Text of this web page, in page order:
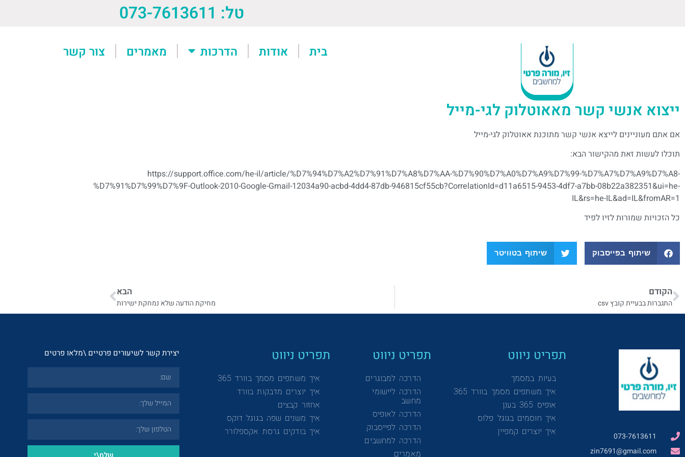
טל: 073-7613611
בית אודות הדרכות מאמרים צור קשר
ייצוא אנשי קשר מאאוטלוק לגי-מייל
אם אתם מעוניינים לייצא אנשי קשר מתוכנת אאוטלוק לגי-מייל
תוכלו לעשות זאת מהקישור הבא:
https://support.office.com/he-il/article/%D7%94%D7%A2%D7%91%D7%A8%D7%AA-%D7%90%D7%A0%D7%A9%D7%99-%D7%A7%D7%A9%D7%A8-
%D7%91%D7%99%D7%9F-Outlook-2010-Google-Gmail-12034a90-acbd-4dd4-87db-946815cf55cb?CorrelationId=d11a6515-9453-4df7-a7bb-08b22a382351&ui=he-
IL&rs=he-IL&ad=IL&fromAR=1
כל הזכויות שמורות לזיו לפיד
שיתוף בפייסבוק שיתוף בטוויטר
הקודם
התגברות בבעיית קובץ csv
הבא
מחיקת הודעה שלא נמחקת ישירות
073-7613611
zin7691@gmail.com
תפריט ניווט
בעיות במסמך
איך משתפים מסמך בוורד 365
אופיס 365 בענן
איך חוסמים בגוגל פלוס
איך יוצרים קמפיין
תפריט ניווט
הדרכה למבוגרים
הדרכה ליישומי
מחשב
הדרכה לאופיס
הדרכה לפייסבוק
הדרכה למחשבים
מאמרים
תפריט ניווט
איך משתפים מסמך בוורד 365
איך יוצרים מדבקות בוורד
אחזור קבצים
איך משנים שפה בגוגל דוקס
איך בודקים גרסת אקספלורר
יצירת קשר לשיעורים פרטיים \מלאו פרטים